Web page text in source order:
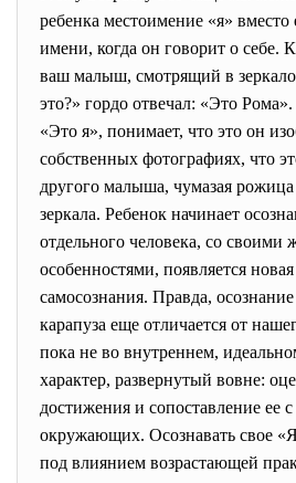
ребенка местоимение «я» вместо
имени, когда он говорит о себе.
ваш малыш, смотрящий в
это?» гордо отвечал: «Это
«Это я», понимает, что это он
собственных фотографиях, что
другого малыша, чумазая рожица
зеркала. Ребенок начинает
отдельного человека, со своими
особенностями, появляется
самосознания. Правда,
карапуза еще отличается от
пока не во внутреннем,
характер, развернутый вовне:
достижения и сопоставление ее
окружающих. Осознавать свое
под влиянием возрастающей